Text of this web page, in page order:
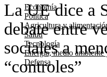
Economía
Política
Agricultura y
Salud
Tecnología
Energía, medio ambiente
Defensa
La UE dice a
debate entre
sociales a
“controles”